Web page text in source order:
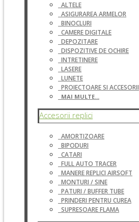
ALTELE
ASIGURAREA ARMELOR
BINOCLURI
CAMERE DIGITALE
DEPOZITARE
DISPOZITIVE DE OCHIRE
INTRETINERE
LASERE
LUNETE
PROIECTOARE SI ACCESORII
MAI MULTE...
Accesorii replici
AMORTIZOARE
BIPODURI
CATARI
FULL AUTO TRACER
MANERE REPLICI AIRSOFT
MONTURI / SINE
PATURI / BUFFER TUBE
PRINDERI PENTRU CUREA
SUPRESOARE FLAMA